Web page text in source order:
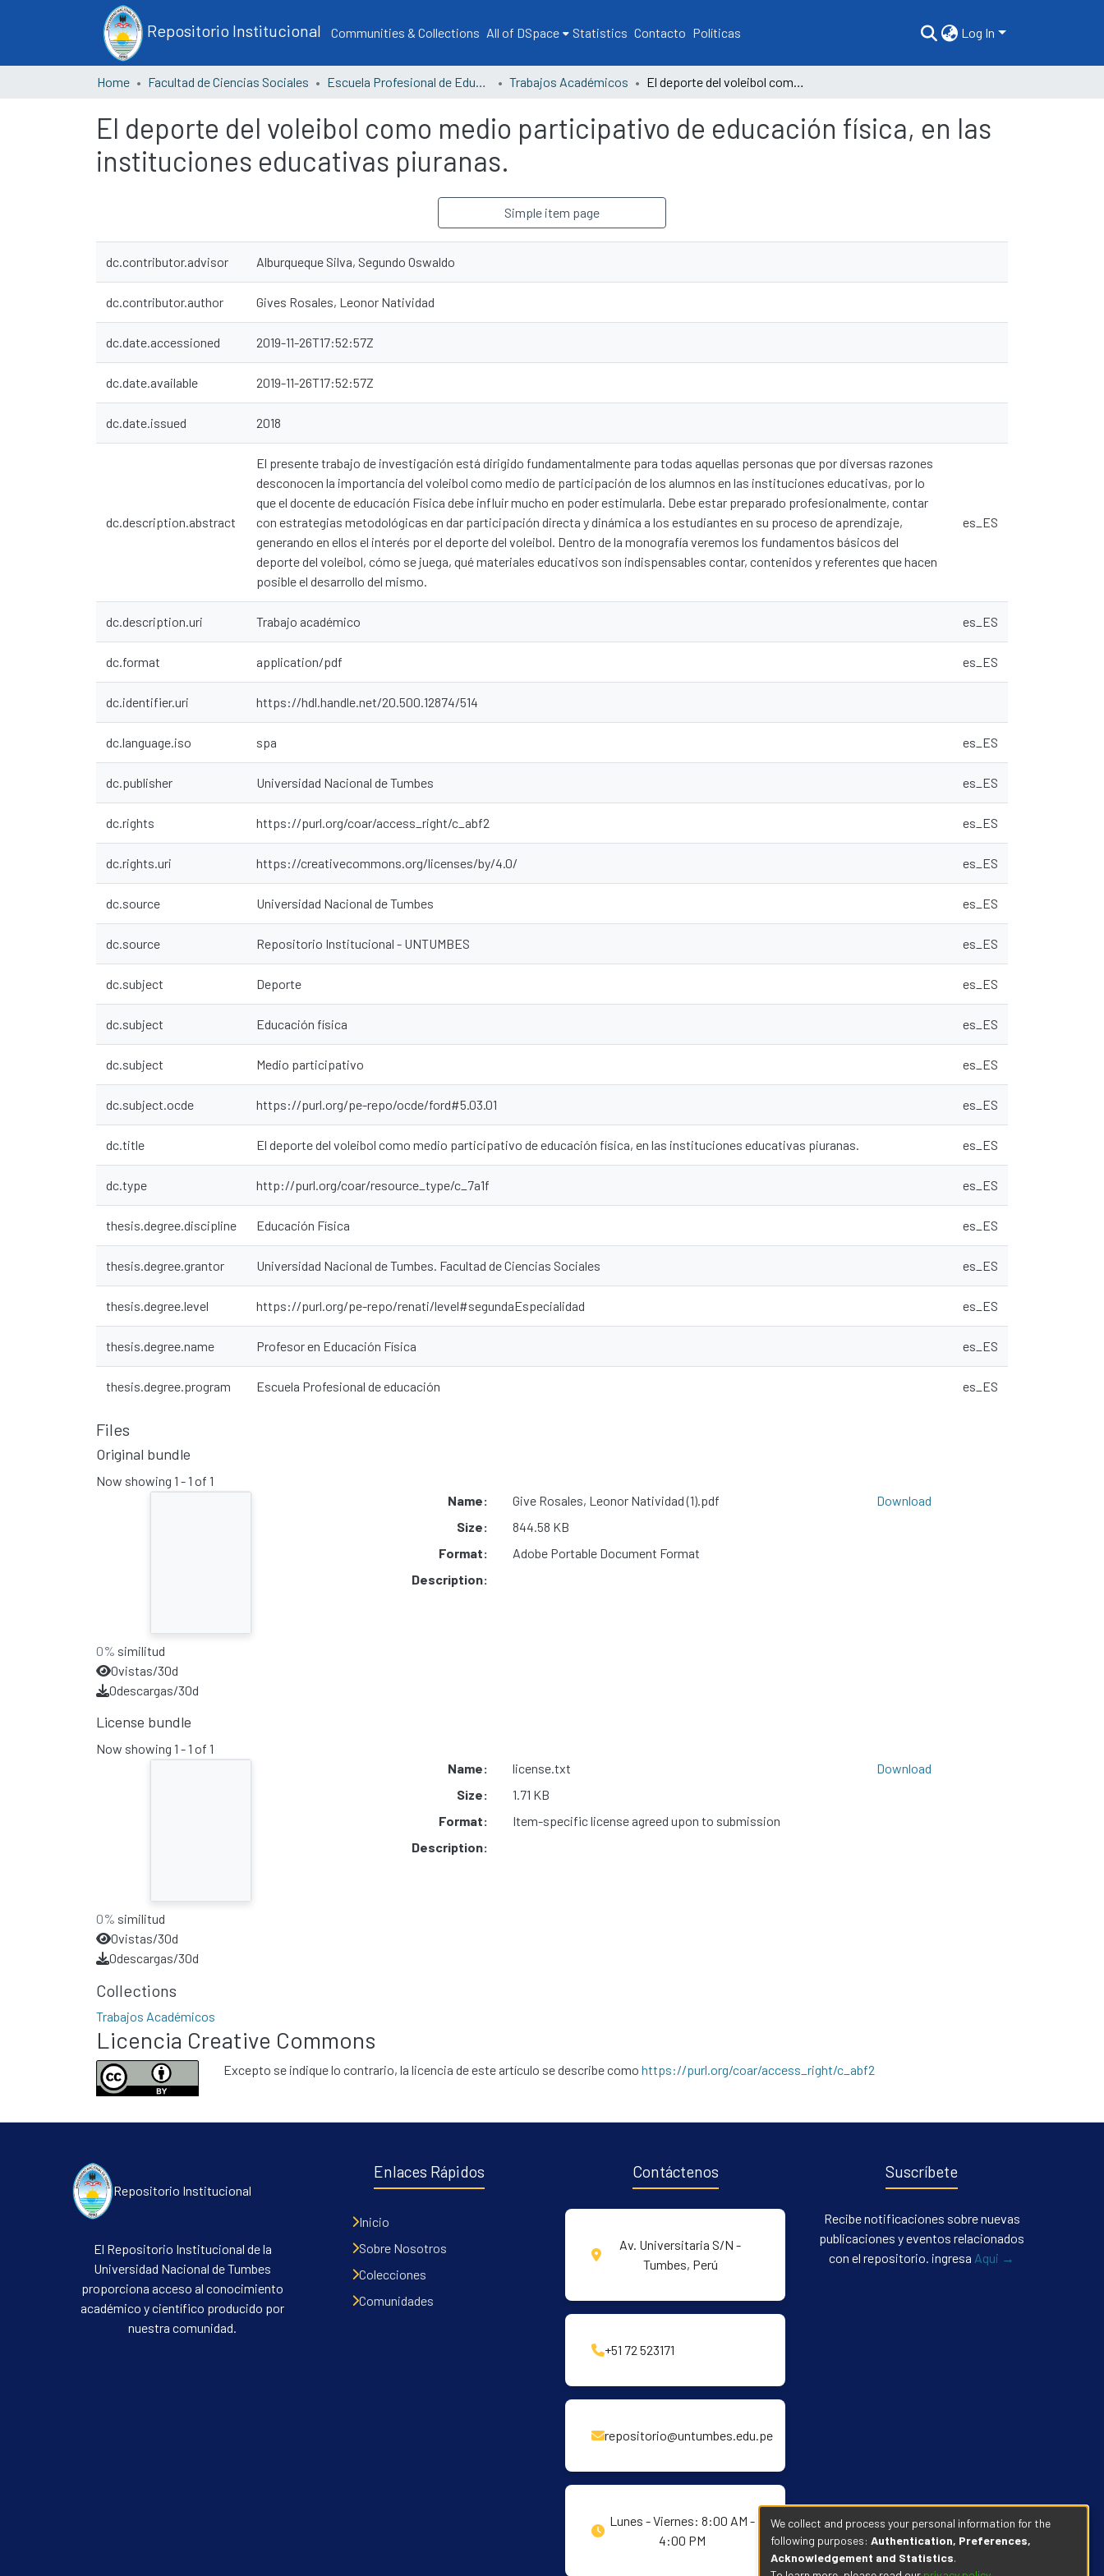
Repositorio Institucional Communities & Collections All of DSpace Statistics Contacto Políticas Log In
Home Facultad de Ciencias Sociales Escuela Profesional de Educación Trabajos Académicos El deporte del voleibol como medio participativo de educación física, en las instituciones educativas piuranas.
El deporte del voleibol como medio participativo de educación física, en las
instituciones educativas piuranas.
Simple item page
dc.contributor.advisor Alburqueque Silva, Segundo Oswaldo
dc.contributor.author Gives Rosales, Leonor Natividad
dc.date.accessioned 2019-11-26T17:52:57Z
dc.date.available 2019-11-26T17:52:57Z
dc.date.issued 2018
dc.description.abstract
El presente trabajo de investigación está dirigido fundamentalmente para todas aquellas personas que por diversas razones
desconocen la importancia del voleibol como medio de participación de los alumnos en las instituciones educativas, por lo
que el docente de educación Física debe influir mucho en poder estimularla. Debe estar preparado profesionalmente, contar
con estrategias metodológicas en dar participación directa y dinámica a los estudiantes en su proceso de aprendizaje,
generando en ellos el interés por el deporte del voleibol. Dentro de la monografía veremos los fundamentos básicos del
deporte del voleibol, cómo se juega, qué materiales educativos son indispensables contar, contenidos y referentes que hacen
posible el desarrollo del mismo.
es_ES
dc.description.uri Trabajo académico es_ES
dc.format application/pdf es_ES
dc.identifier.uri https://hdl.handle.net/20.500.12874/514
dc.language.iso spa es_ES
dc.publisher Universidad Nacional de Tumbes es_ES
dc.rights https://purl.org/coar/access_right/c_abf2 es_ES
dc.rights.uri https://creativecommons.org/licenses/by/4.0/ es_ES
dc.source Universidad Nacional de Tumbes es_ES
dc.source Repositorio Institucional - UNTUMBES es_ES
dc.subject Deporte es_ES
dc.subject Educación física es_ES
dc.subject Medio participativo es_ES
dc.subject.ocde https://purl.org/pe-repo/ocde/ford#5.03.01 es_ES
dc.title El deporte del voleibol como medio participativo de educación física, en las instituciones educativas piuranas. es_ES
dc.type http://purl.org/coar/resource_type/c_7a1f es_ES
thesis.degree.discipline Educación Física es_ES
thesis.degree.grantor Universidad Nacional de Tumbes. Facultad de Ciencias Sociales es_ES
thesis.degree.level https://purl.org/pe-repo/renati/level#segundaEspecialidad es_ES
thesis.degree.name Profesor en Educación Física es_ES
thesis.degree.program Escuela Profesional de educación es_ES
Files
Original bundle
Now showing 1 - 1 of 1
0% similitud
0vistas/30d
0descargas/30d
Name:
Give Rosales, Leonor Natividad (1).pdf
Size:
844.58 KB
Format:
Adobe Portable Document Format
Description:
Download
License bundle
Now showing 1 - 1 of 1
0% similitud
0vistas/30d
0descargas/30d
Name:
license.txt
Size:
1.71 KB
Format:
Item-specific license agreed upon to submission
Description:
Download
Collections
Trabajos Académicos
Licencia Creative Commons
Excepto se indique lo contrario, la licencia de este artículo se describe como https://purl.org/coar/access_right/c_abf2
Repositorio Institucional
El Repositorio Institucional de la
Universidad Nacional de Tumbes
proporciona acceso al conocimiento
académico y científico producido por
nuestra comunidad.
Enlaces Rápidos
Inicio
Sobre Nosotros
Colecciones
Comunidades
Contáctenos
Av. Universitaria S/N -
Tumbes, Perú
+51 72 523171
repositorio@untumbes.edu.pe
Lunes - Viernes: 8:00 AM -
4:00 PM
Suscríbete
Recibe notificaciones sobre nuevas
publicaciones y eventos relacionados
con el repositorio. ingresa Aqui →
We collect and process your personal information for the
following purposes: Authentication, Preferences,
Acknowledgement and Statistics.